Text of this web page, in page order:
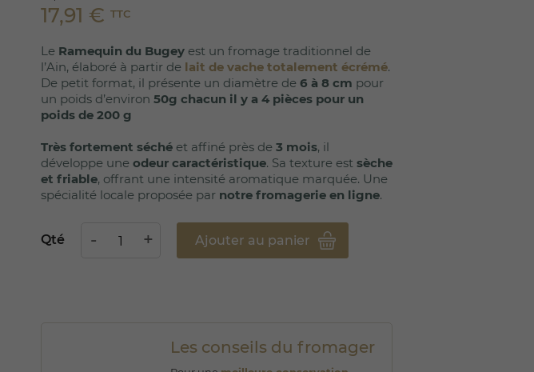
17,91 € TTC
Le Ramequin du Bugey est un fromage traditionnel de
l’Ain, élaboré à partir de lait de vache totalement écrémé.
De petit format, il présente un diamètre de 6 à 8 cm pour
un poids d’environ 50g chacun il y a 4 pièces pour un
poids de 200 g
Très fortement séché et affiné près de 3 mois, il
développe une odeur caractéristique. Sa texture est sèche
et friable, offrant une intensité aromatique marquée. Une
spécialité locale proposée par notre fromagerie en ligne.
Qté Ajouter au panier
Les conseils du fromager